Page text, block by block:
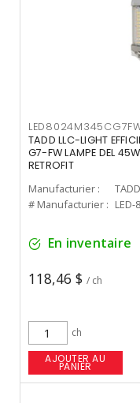
TADD LLC-LIGHT
G7-FW LAMPE DEL
RETROFIT
Manufacturier :
# Manufacturier : LED-
En inventaire
118,46 $ / ch
ch
AJOUTER AU
PANIER